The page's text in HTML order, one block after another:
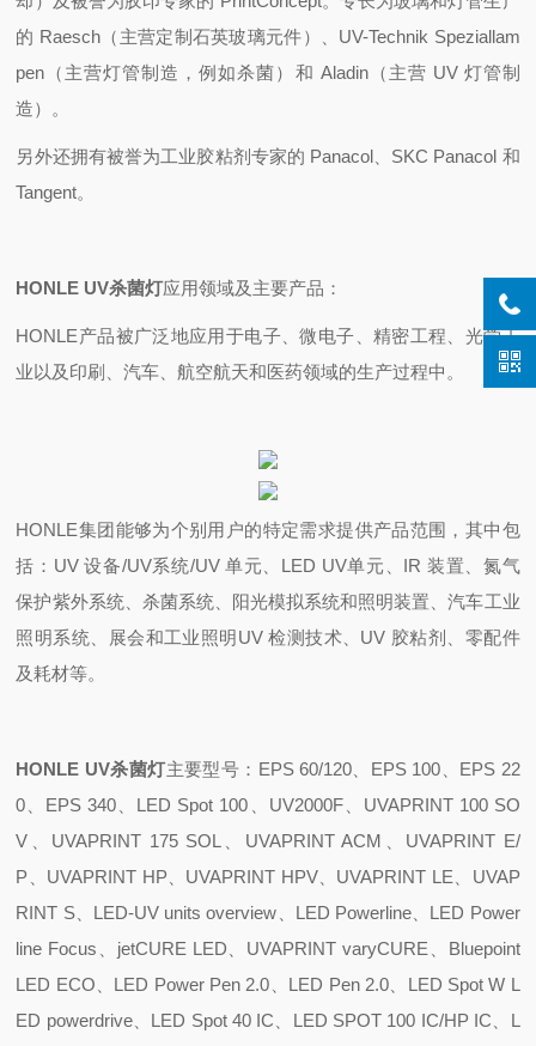
的 Raesch（主营定制石英玻璃元件）、UV-Technik Speziallam
pen（主营灯管制造，例如杀菌）和 Aladin（主营 UV 灯管制
造）。
另外还拥有被誉为工业胶粘剂专家的 Panacol、SKC Panacol 和
Tangent。
HONLE UV杀菌灯应用领域及主要产品：
HONLE产品被广泛地应用于电子、微电子、精密工程、光学工
业以及印刷、汽车、航空航天和医药领域的生产过程中。
HONLE集团能够为个别用户的特定需求提供产品范围，其中包
括：UV 设备/UV系统/UV 单元、LED UV单元、IR 装置、氮气
保护紫外系统、杀菌系统、阳光模拟系统和照明装置、汽车工业
照明系统、展会和工业照明UV 检测技术、UV 胶粘剂、零配件
及耗材等。
HONLE UV杀菌灯主要型号：EPS 60/120、EPS 100、EPS 22
0、EPS 340、LED Spot 100、UV2000F、UVAPRINT 100 SO
V、UVAPRINT 175 SOL、UVAPRINT ACM、UVAPRINT E/
P、UVAPRINT HP、UVAPRINT HPV、UVAPRINT LE、UVAP
RINT S、LED-UV units overview、LED Powerline、LED Power
line Focus、jetCURE LED、UVAPRINT varyCURE、Bluepoint
LED ECO、LED Power Pen 2.0、LED Pen 2.0、LED Spot W L
ED powerdrive、LED Spot 40 IC、LED SPOT 100 IC/HP IC、L